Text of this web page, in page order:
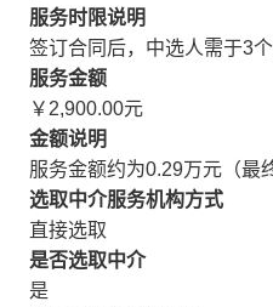
服务时限说明
签订合同后，中选人需于3
服务金额
￥2,900.00元
金额说明
服务金额约为0.29万元（最
选取中介服务机构方式
直接选取
是否选取中介
是